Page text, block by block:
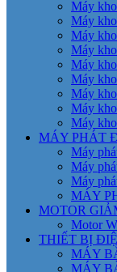
Máy
Máy
Máy
Máy
Máy
Máy
Máy
Máy
Máy
MÁY PHÁT
Máy
Máy
Máy
MÁY
MOTOR
Motor
THIẾT BỊ
MÁY
MÁY